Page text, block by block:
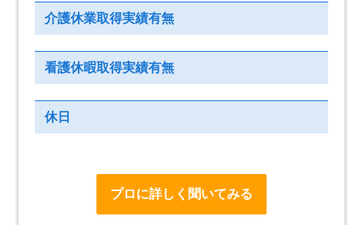
介護休業取得実績有無
看護休暇取得実績有無
休日
プロに詳しく聞いてみる